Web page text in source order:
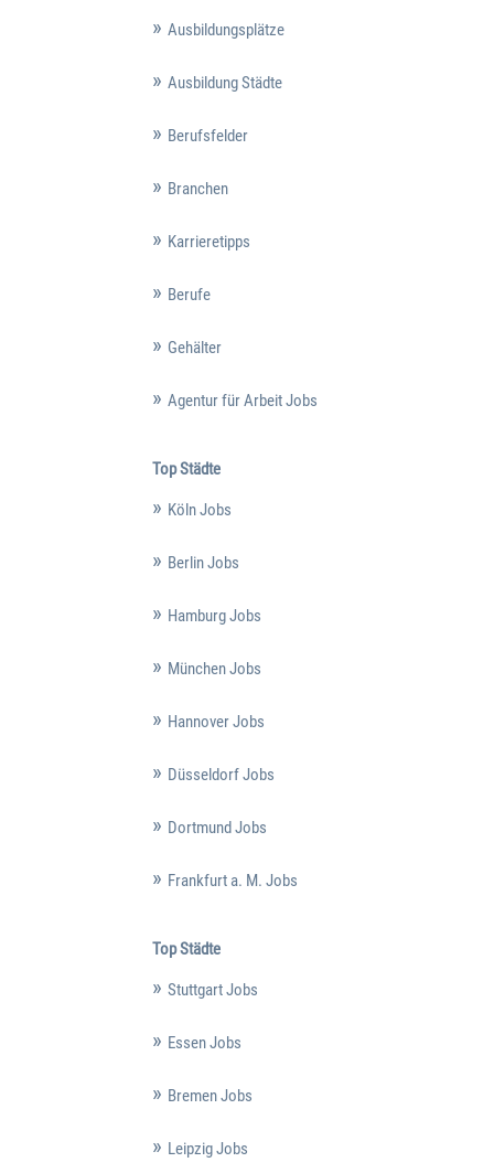
Ausbildungsplätze
Ausbildung Städte
Berufsfelder
Branchen
Karrieretipps
Berufe
Gehälter
Agentur für Arbeit Jobs
Top Städte
Köln Jobs
Berlin Jobs
Hamburg Jobs
München Jobs
Hannover Jobs
Düsseldorf Jobs
Dortmund Jobs
Frankfurt a. M. Jobs
Top Städte
Stuttgart Jobs
Essen Jobs
Bremen Jobs
Leipzig Jobs